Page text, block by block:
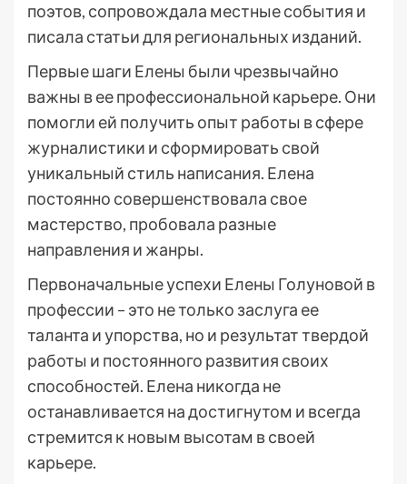
поэтов, сопровождала местные события и
писала статьи для региональных изданий.
Первые шаги Елены были чрезвычайно
важны в ее профессиональной карьере. Они
помогли ей получить опыт работы в сфере
журналистики и сформировать свой
уникальный стиль написания. Елена
постоянно совершенствовала свое
мастерство, пробовала разные
направления и жанры.
Первоначальные успехи Елены Голуновой в
профессии – это не только заслуга ее
таланта и упорства, но и результат твердой
работы и постоянного развития своих
способностей. Елена никогда не
останавливается на достигнутом и всегда
стремится к новым высотам в своей
карьере.